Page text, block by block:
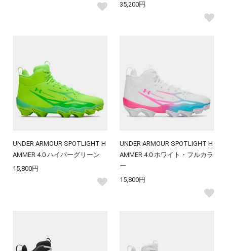
35,200円
UNDER ARMOUR SPOTLIGHT H
AMMER 4.0 ハイパーグリーン
15,800円
UNDER ARMOUR SPOTLIGHT H
AMMER 4.0 ホワイト・フルカラ
ー
15,800円